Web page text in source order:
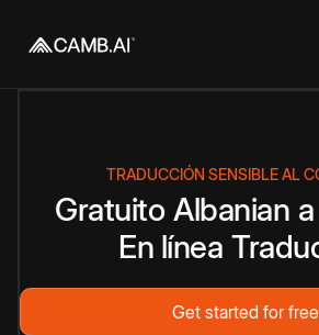
TRADUCCIÓN SENSIBLE AL
Gratuito Albanian a
En línea
Get started for free